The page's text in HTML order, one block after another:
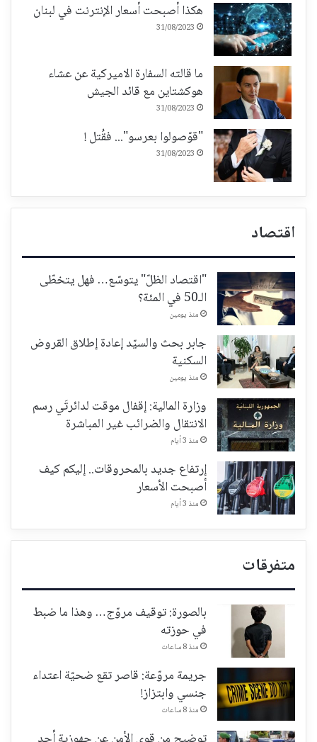
هكذا أصبحت أسعار الإنترنت في لبنان
31/08/2023
ما قالته السفارة الاميركية عن عشاء
هوكشتاين مع قائد الجيش
31/08/2023
"قوّصولوا بعرسو"... فقُتل !
31/08/2023
اقتصاد
"اقتصاد الظلّ" يتوسّع… فهل يتخطّى
الـ50 في المئة؟
منذ يومين
جابر بحث والسيّد إعادة إطلاق القروض
السكنية
منذ يومين
وزارة المالية: إقفال موقت لدائرتَي رسم
الانتقال والضرائب غير المباشرة
منذ 3 أيام
إرتفاع جديد بالمحروقات.. إليكم كيف
أصبحت الأسعار
منذ 3 أيام
متفرقات
بالصورة: توقيف مروّج… وهذا ما ضبط
في حوزته
منذ 8 ساعات
جريمة مروّعة: قاصر تقع ضحيّة اعتداء
جنسي وابتزاز!
منذ 8 ساعات